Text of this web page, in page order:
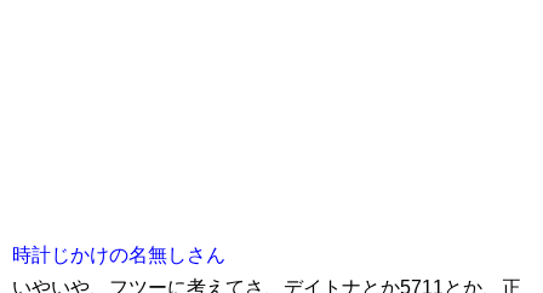
時計じかけの名無しさん
いやいや、フツーに考えてさ、デイトナとか5711とか、正